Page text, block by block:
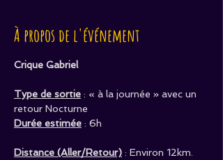
À propos de l'événement
Crique Gabriel
Type de sortie : « à la journée » avec un
retour Nocturne
Durée estimée : 6h
Distance (Aller/Retour) : Environ 12km.